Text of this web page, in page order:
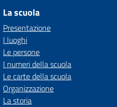
La scuola
Presentazione
I luoghi
Le persone
I numeri della scuola
Le carte della scuola
Organizzazione
La storia